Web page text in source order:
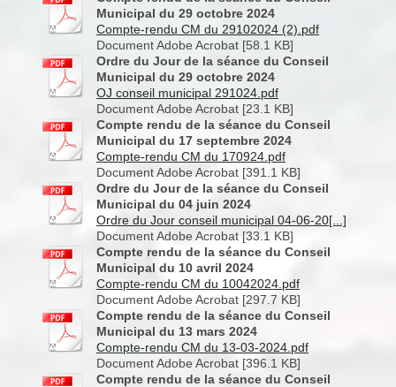
Municipal du 29 octobre 2024
Compte-rendu CM du 29102024 (2).pdf
Document Adobe Acrobat [58.1 KB]
Ordre du Jour de la séance du Conseil
Municipal du 29 octobre 2024
OJ conseil municipal 291024.pdf
Document Adobe Acrobat [23.1 KB]
Compte rendu de la séance du Conseil
Municipal du 17 septembre 2024
Compte-rendu CM du 170924.pdf
Document Adobe Acrobat [391.1 KB]
Ordre du Jour de la séance du Conseil
Municipal du 04 juin 2024
Ordre du Jour conseil municipal 04-06-20[...]
Document Adobe Acrobat [33.1 KB]
Compte rendu de la séance du Conseil
Municipal du 10 avril 2024
Compte-rendu CM du 10042024.pdf
Document Adobe Acrobat [297.7 KB]
Compte rendu de la séance du Conseil
Municipal du 13 mars 2024
Compte-rendu CM du 13-03-2024.pdf
Document Adobe Acrobat [396.1 KB]
Compte rendu de la séance du Conseil